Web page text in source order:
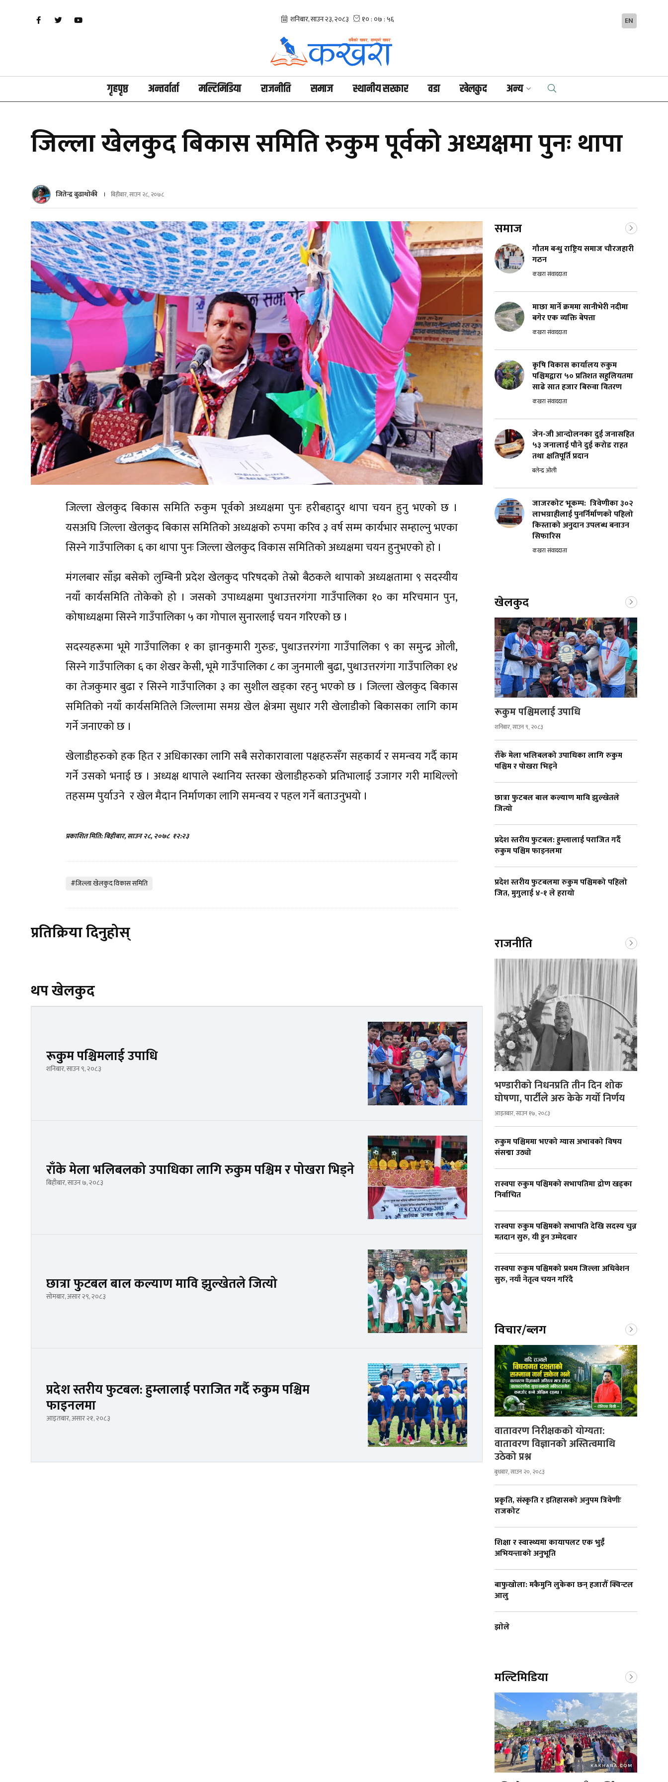
EN
गृहपृष्ठ अन्तर्वार्ता मल्टिमिडिया राजनीति समाज स्थानीय सरकार वडा खेलकुद अन्य
जिल्ला खेलकुद बिकास समिति रुकुम पूर्वको अध्यक्षमा पुनः थापा
जितेन्द्र बुढाथोकी बिहीबार, साउन २८, २०७८
जिल्ला खेलकुद बिकास समिति रुकुम पूर्वको अध्यक्षमा पुनः हरीबहादुर थापा चयन हुनु भएको छ ।
यसअघि जिल्ला खेलकुद बिकास समितिको अध्यक्षको रुपमा करिव ३ वर्ष सम्म कार्यभार सम्हाल्नु भएका
सिस्ने गाउँपालिका ६ का थापा पुनः जिल्ला खेलकुद विकास समितिको अध्यक्षमा चयन हुनुभएको हो ।
मंगलबार साँझ बसेको लुम्बिनी प्रदेश खेलकुद परिषदको तेस्रो बैठकले थापाको अध्यक्षतामा ९ सदस्यीय
नयाँ कार्यसमिति तोकेको हो । जसको उपाध्यक्षमा पुथाउत्तरगंगा गाउँपालिका १० का मरिचमान पुन,
कोषाध्यक्षमा सिस्ने गाउँपालिका ५ का गोपाल सुनारलाई चयन गरिएको छ ।
सदस्यहरूमा भूमे गाउँपालिका १ का ज्ञानकुमारी गुरुङ, पुथाउत्तरगंगा गाउँपालिका ९ का समुन्द्र ओली,
सिस्ने गाउँपालिका ६ का शेखर केसी, भूमे गाउँपालिका ८ का जुनमाली बुढा, पुथाउत्तरगंगा गाउँपालिका १४
का तेजकुमार बुढा र सिस्ने गाउँपालिका ३ का सुशील खड्का रहनु भएको छ । जिल्ला खेलकुद बिकास
समितिको नयाँ कार्यसमितिले जिल्लामा समग्र खेल क्षेत्रमा सुधार गरी खेलाडीको बिकासका लागि काम
गर्ने जनाएको छ ।
खेलाडीहरुको हक हित र अधिकारका लागि सबै सरोकारावाला पक्षहरुसँग सहकार्य र समन्वय गर्दै काम
गर्ने उसको भनाई छ । अध्यक्ष थापाले स्थानिय स्तरका खेलाडीहरुको प्रतिभालाई उजागर गरी माथिल्लो
तहसम्म पुर्याउने र खेल मैदान निर्माणका लागि समन्वय र पहल गर्ने बताउनुभयो ।
प्रकाशित मिति: बिहीबार, साउन २८, २०७८ १२:२३
#जिल्ला खेलकुद विकास समिति
प्रतिक्रिया दिनुहोस्
थप खेलकुद
रूकुम पश्चिमलाई उपाधि
शनिबार, साउन ९, २०८३
राँके मेला भलिबलको उपाधिका लागि रुकुम पश्चिम र पोखरा भिड्ने
बिहीबार, साउन ७, २०८३
छात्रा फुटबल बाल कल्याण मावि झुल्खेतले जित्यो
सोमबार, असार २९, २०८३
प्रदेश स्तरीय फुटबल: हुम्लालाई पराजित गर्दै रुकुम पश्चिम
फाइनलमा
आइतबार, असार २१, २०८३
समाज
गौतम बन्धु राष्ट्रिय समाज चौरजहारी
गठन
कखरा संवाददाता
माछा मार्ने क्रममा सानीभेरी नदीमा
बगेर एक व्यक्ति बेपत्ता
कखरा संवाददाता
कृषि विकास कार्यालय रुकुम
पश्चिमद्वारा ५० प्रतिशत सहुलियतमा
साढे सात हजार बिरुवा वितरण
कखरा संवाददाता
जेन-जी आन्दोलनका दुई जनासहित
५३ जनालाई पौने दुई करोड राहत
तथा क्षतिपूर्ति प्रदान
बलेन्द्र ओली
जाजरकोट भूकम्प: त्रिवेणीका ३०२
लाभग्राहीलाई पुनर्निर्माणकाे पहिलो
किस्ताको अनुदान उपलब्ध बनाउन
सिफारिस
कखरा संवाददाता
खेलकुद
रूकुम पश्चिमलाई उपाधि
शनिबार, साउन ९, २०८३
राँके मेला भलिबलको उपाधिका लागि रुकुम
पश्चिम र पोखरा भिड्ने
छात्रा फुटबल बाल कल्याण मावि झुल्खेतले
जित्यो
प्रदेश स्तरीय फुटबल: हुम्लालाई पराजित गर्दै
रुकुम पश्चिम फाइनलमा
प्रदेश स्तरीय फुटबलमा रुकुम पश्चिमको पहिलो
जित, मुगुलाई ४-१ ले हरायो
राजनीति
भण्डारीको निधनप्रति तीन दिन शोक
घोषणा, पार्टीले अरु केके गर्यो निर्णय
आइतबार, साउन १७, २०८३
रुकुम पश्चिममा भएको ग्यास अभावको विषय
संसद्मा उठ्यो
रास्वपा रुकुम पश्चिमको सभापतिमा द्रोण खड्का
निर्वाचित
रास्वपा रुकुम पश्चिमको सभापति देखि सदस्य चुन्न
मतदान सुरु, यी हुन उम्मेदवार
रास्वपा रुकुम पश्चिमको प्रथम जिल्ला अधिवेशन
सुरु, नयाँ नेतृत्व चयन गरिँदै
विचार/ब्लग
वातावरण निरीक्षकको योग्यता:
वातावरण विज्ञानको अस्तित्वमाथि
उठेको प्रश्न
बुधबार, साउन २०, २०८३
प्रकृति, संस्कृति र इतिहासको अनुपम त्रिवेणीः
राजकोट
शिक्षा र स्वास्थ्यमा कायापलट एक भुईँ
अभियन्ताको अनुभूति
बाफुखोला: मकैमुनि लुकेका छन् हजारौँ क्विन्टल
आलु
झाेले
मल्टिमिडिया